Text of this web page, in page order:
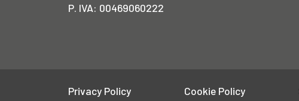
P. IVA: 00469060222
Privacy Policy Cookie Policy